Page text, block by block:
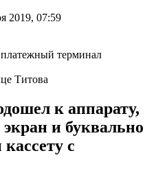
2019, 07:59
Титова
к аппарату,
и буквально
с